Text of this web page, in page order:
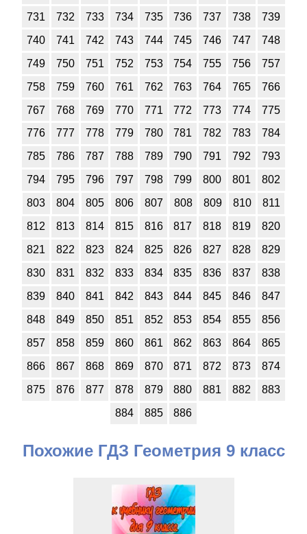
731
732 733 734 735 736 737 738
739
740
741 742 743 744 745 746 747
748
749
750 751 752 753 754 755 756
757
758
759 760 761 762 763 764 765
766
767
768 769 770 771 772 773 774
775
776
777 778 779 780 781 782 783
784
785
786 787 788 789 790 791 792
793
794
795 796 797 798 799 800 801
802
803
804 805 806 807 808 809 810
811
812
813 814 815 816 817 818 819
820
821
822 823 824 825 826 827 828
829
830
831 832 833 834 835 836 837
838
839
840 841 842 843 844 845 846
847
848
849 850 851 852 853 854 855
856
857
858 859 860 861 862 863 864
865
866
867 868 869 870 871 872 873
874
875
876 877 878 879 880 881 882
883
884
885 886
Похожие ГДЗ Геометрия 9 класс